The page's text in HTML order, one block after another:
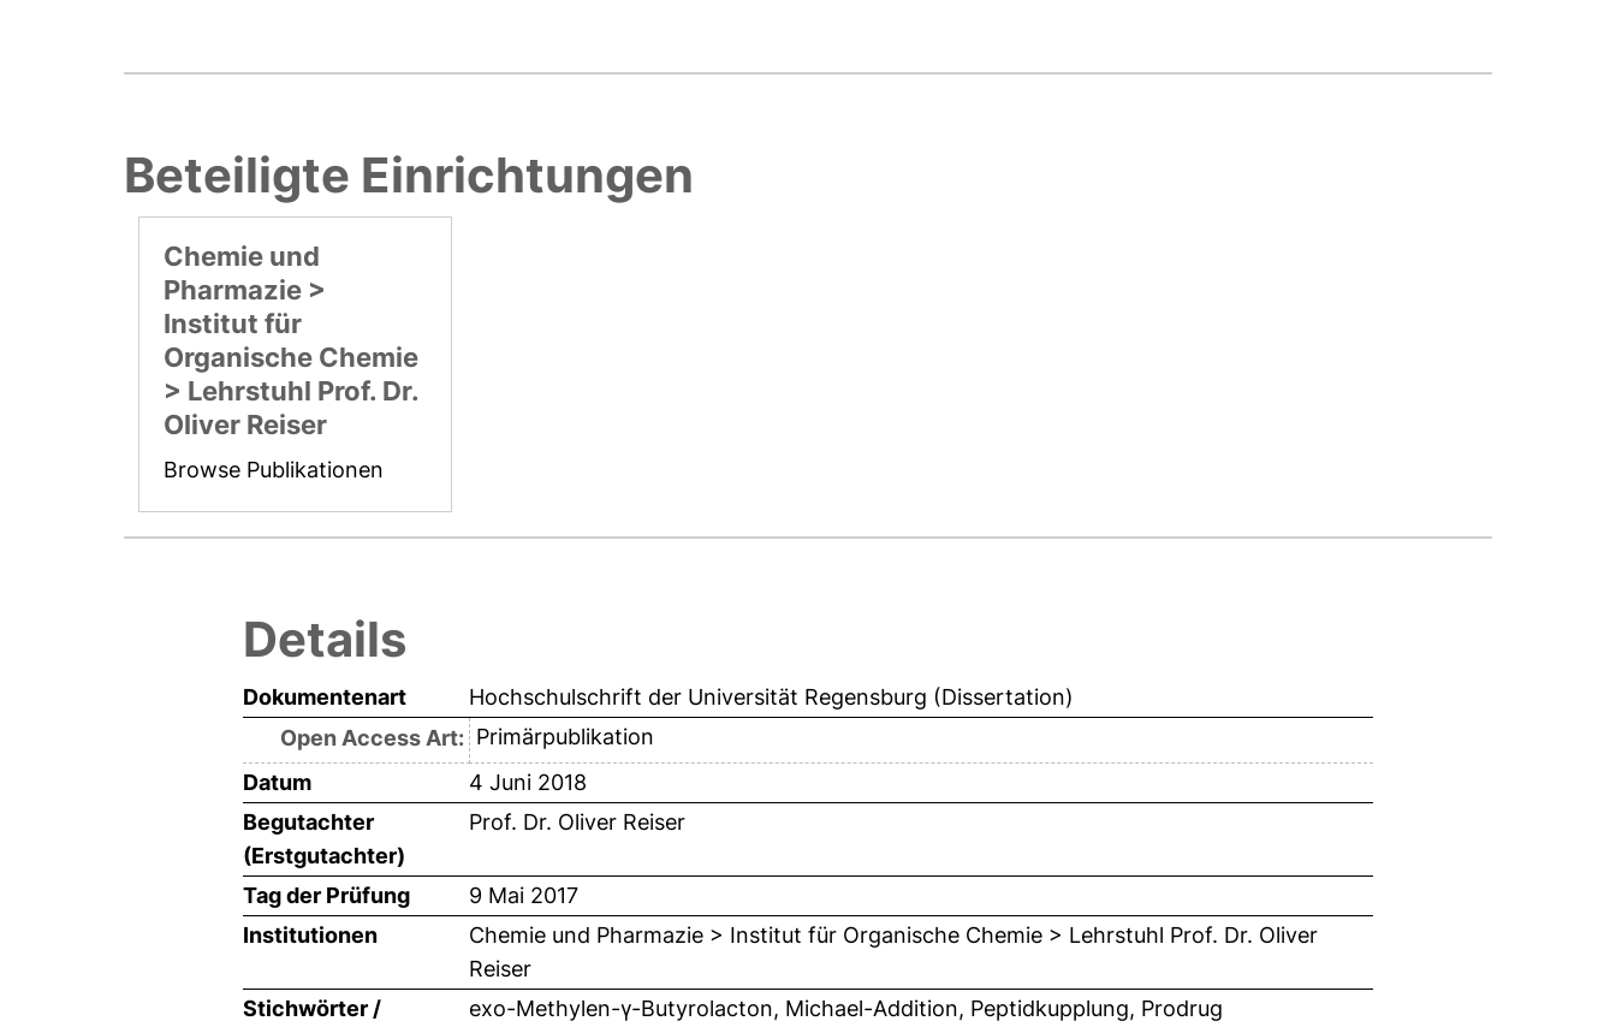
Beteiligte Einrichtungen
Chemie und
Pharmazie >
Institut für
Organische Chemie
> Lehrstuhl Prof. Dr.
Oliver Reiser
Browse Publikationen
Details
Dokumentenart
Hochschulschrift der Universität Regensburg (Dissertation)
Open Access Art: Primärpublikation
Datum
4 Juni 2018
Begutachter
(Erstgutachter)
Prof. Dr. Oliver Reiser
Tag der Prüfung
9 Mai 2017
Institutionen
Chemie und Pharmazie > Institut für Organische Chemie > Lehrstuhl Prof. Dr. Oliver
Reiser
Stichwörter /
exo-Methylen-γ-Butyrolacton, Michael-Addition, Peptidkupplung, Prodrug